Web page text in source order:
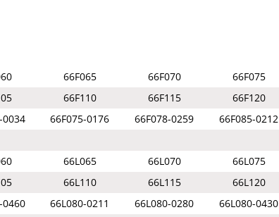
66F065 66F070 66F075
66F110 66F115 66F120
0034 66F075-0176 66F078-0259 66F085-0212
66L065 66L070 66L075
66L110 66L115 66L120
0460 66L080-0211 66L080-0280 66L080-0430